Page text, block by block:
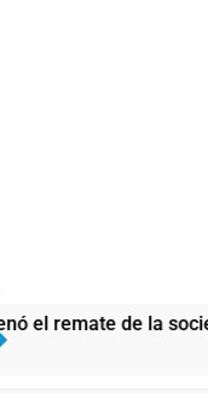
el remate de la